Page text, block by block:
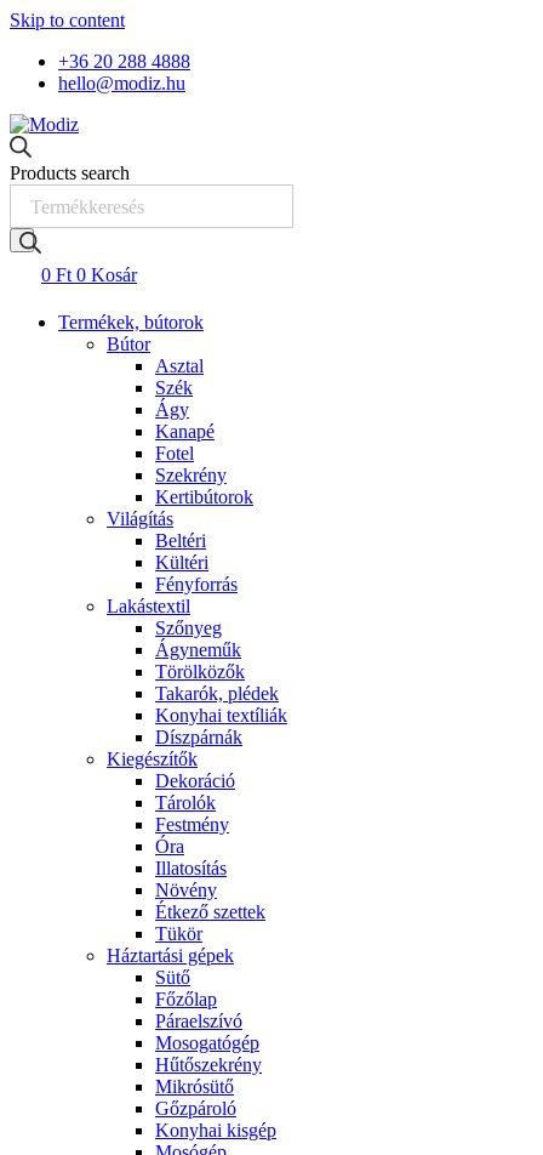
Skip to content
+36 20 288 4888
hello@modiz.hu
Products search
0 Ft 0 Kosár
Termékek, bútorok
Bútor
Asztal
Szék
Ágy
Kanapé
Fotel
Szekrény
Kertibútorok
Világítás
Beltéri
Kültéri
Fényforrás
Lakástextil
Szőnyeg
Ágyneműk
Törölközők
Takarók, plédek
Konyhai textíliák
Díszpárnák
Kiegészítők
Dekoráció
Tárolók
Festmény
Óra
Illatosítás
Növény
Étkező szettek
Tükör
Háztartási gépek
Sütő
Főzőlap
Páraelszívó
Mosogatógép
Hűtőszekrény
Mikrósütő
Gőzpároló
Konyhai kisgép